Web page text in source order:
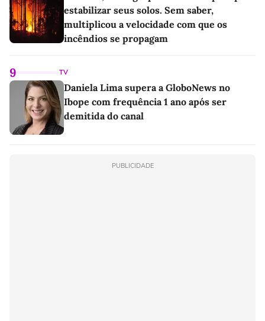
estabilizar seus solos. Sem saber,
multiplicou a velocidade com que os
incêndios se propagam
9 TV
Daniela Lima supera a GloboNews no
Ibope com frequência 1 ano após ser
demitida do canal
PUBLICIDADE